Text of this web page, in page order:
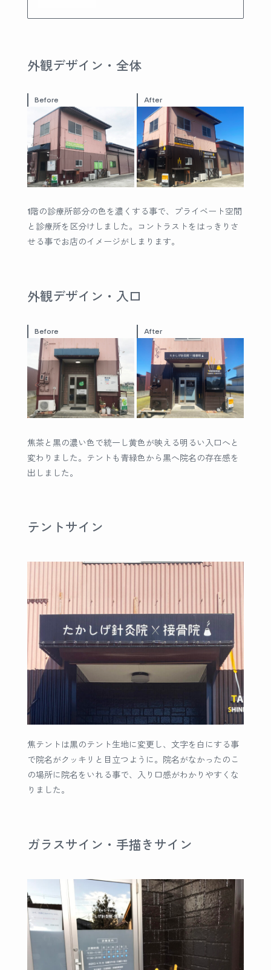
外観デザイン・全体
Before After
1階の診療所部分の色を濃くする事で、プライベート空間
と診療所を区分けしました。コントラストをはっきりさ
せる事でお店のイメージがしまります。
外観デザイン・入口
Before After
焦茶と黒の濃い色で統一し黄色が映える明るい入口へと
変わりました。テントも青緑色から黒へ院名の存在感を
出しました。
テントサイン
焦テントは黒のテント生地に変更し、文字を白にする事
で院名がクッキリと目立つように。院名がなかったのこ
の場所に院名をいれる事で、入り口感がわかりやすくな
りました。
ガラスサイン・手描きサイン